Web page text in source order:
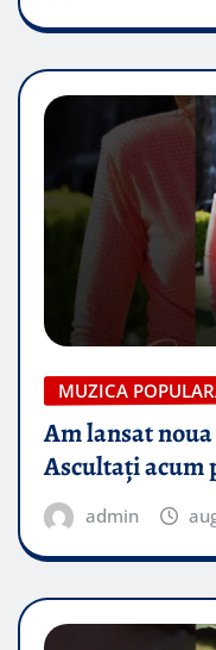
MUZICA
Am lansat
Ascultați acum
admin